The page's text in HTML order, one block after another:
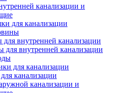
канализации и
для канализации
внутренней канализации
для внутренней канализации
для канализации
канализации
канализации и